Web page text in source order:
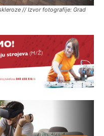
// Izvor fotografije: Grad